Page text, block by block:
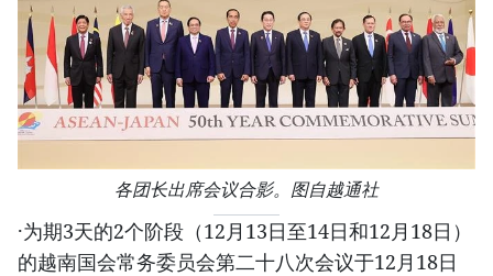
各团长出席会议合影。图自越通社
·为期3天的2个阶段（12月13日至14日和12月18日）
的越南国会常务委员会第二十八次会议于12月18日